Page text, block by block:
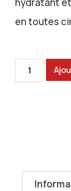
hydratant
en toutes